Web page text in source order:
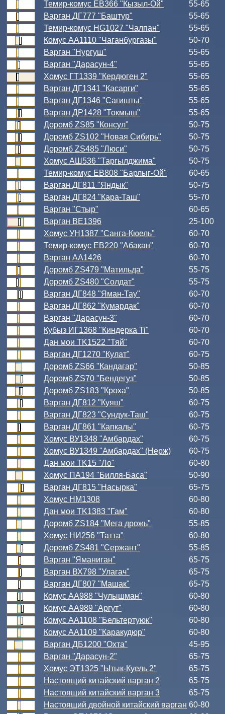
Темир-комус ЕВ366 "Кызыл-Ой"
55-65
Варган ДГ777 "Баштур"
55-65
Темир-комус HG1027 "Чалпан"
55-65
Комус АА1110 "Чаганбургазы"
50-70
Варган "Нургуш"
55-65
Варган "Дарасун-4"
55-65
Хомус ГТ1339 "Кердюген 2"
55-65
Варган ДГ1341 "Касарги"
55-65
Варган ДГ1346 "Сагишты"
55-65
Варган ДР1428 "Токмыш"
55-65
Доромб ZS85 "Консул"
50-75
Доромб ZS102 "Новая Сибирь"
50-75
Доромб ZS485 "Люси"
50-75
Хомус АШ536 "Таргылджима"
50-75
Темир-комус ЕВ808 "Барлыг-Ой"
60-65
Варган ДГ811 "Яндык"
50-75
Варган ДГ824 "Кара-Таш"
55-70
Варган "Стыр"
60-65
Варган ВЕ1396
25-100
Хомус УН1387 "Санга-Кюель"
60-70
Темир-комус ЕВ220 "Абакан"
60-70
Варган АА1426
60-70
Доромб ZS479 "Матильда"
55-75
Доромб ZS480 "Солдат"
55-75
Варган ДГ848 "Яман-Тау"
60-70
Варган ДГ862 "Кумардак"
60-70
Варган "Дарасун-3"
60-70
Кубыз ИГ1368 "Киндерка Ti"
60-70
Дан мои TK1522 "Тяй"
60-70
Варган ДГ1270 "Кулат"
60-75
Доромб ZS66 "Кандагар"
50-85
Доромб ZS70 "Бендегуз"
50-85
Доромб ZS183 "Кроха"
50-85
Варган ДГ812 "Куяш"
60-75
Варган ДГ823 "Сундук-Таш"
60-75
Варган ДГ861 "Капкалы"
60-75
Хомус ВУ1348 "Амбардах"
60-75
Хомус ВУ1349 "Амбардах" (Нерж)
60-75
Дан мои TK15 "Ло"
60-80
Хомус ПА194 "Билля-Баса"
50-90
Варган ДГ815 "Насырка"
65-75
Хомус НМ1308
60-80
Дан мои TK1383 "Гам"
60-80
Доромб ZS184 "Мега дрожь"
55-85
Хомус НИ256 "Татта"
60-80
Доромб ZS481 "Сержант"
55-85
Варган "Яманиган"
65-75
Варган ВХ798 "Улагач"
65-75
Варган ДГ807 "Машак"
65-75
Комус АА988 "Чулышман"
60-80
Комус АА989 "Аргут"
60-80
Комус АА1108 "Бельтертуюк"
60-80
Комус АА1109 "Каракудюр"
60-80
Варган ДБ1200 "Охта"
45-95
Варган "Дарасун-2"
65-75
Хомус ЭТ1325 "Ытык-Куель 2"
65-75
Настоящий китайский варган 2
65-75
Настоящий китайский варган 3
65-75
Настоящий двойной китайский варган 60-80